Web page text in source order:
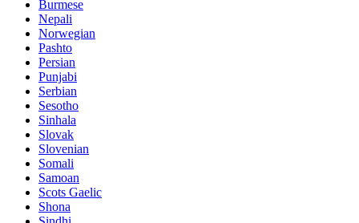
Burmese
Nepali
Norwegian
Pashto
Persian
Punjabi
Serbian
Sesotho
Sinhala
Slovak
Slovenian
Somali
Samoan
Scots Gaelic
Shona